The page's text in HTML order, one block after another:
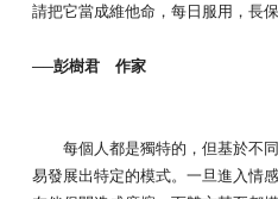
請把它當成維他命，每日服用，長保
──彭樹君 作家
每個人都是獨特的，但基於不同
易發展出特定的模式。一旦進入情